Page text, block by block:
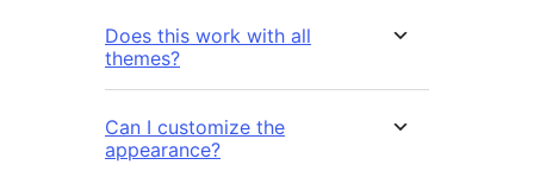
Does this work with all
themes?
Can I customize the
appearance?